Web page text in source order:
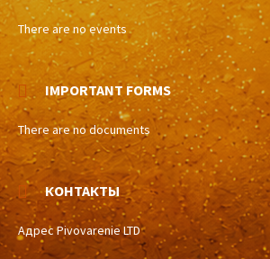
There are no events
IMPORTANT FORMS
There are no documents
КОНТАКТЫ
Адрес Pivovarenie LTD